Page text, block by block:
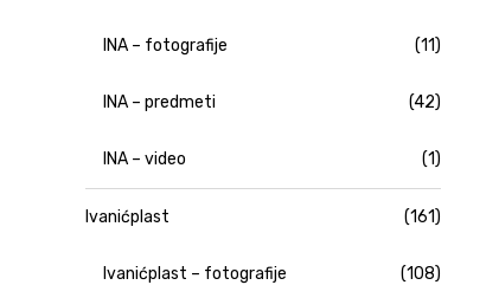
INA – fotografije (11)
INA – predmeti (42)
INA – video (1)
Ivanićplast (161)
Ivanićplast – fotografije (108)